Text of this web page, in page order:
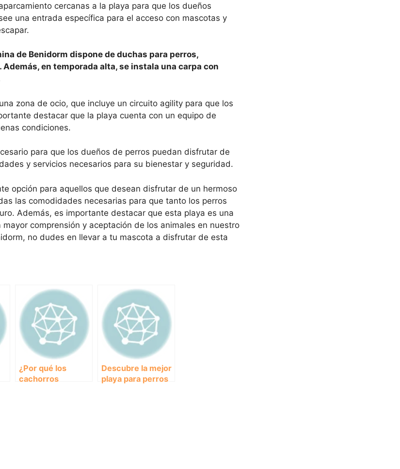
cercanas a la playa para que los dueños
una entrada específica para el acceso con mascotas y
de Benidorm dispone de duchas para perros,
en temporada alta, se instala una carpa con
zona de ocio, que incluye un circuito agility para que los
destacar que la playa cuenta con un equipo de
condiciones.
para que los dueños de perros puedan disfrutar de
y servicios necesarios para su bienestar y seguridad.
opción para aquellos que desean disfrutar de un hermoso
las comodidades necesarias para que tanto los perros
Además, es importante destacar que esta playa es una
comprensión y aceptación de los animales en nuestro
no dudes en llevar a tu mascota a disfrutar de esta
¿Por qué los
cachorros
Descubre la mejor
playa para perros